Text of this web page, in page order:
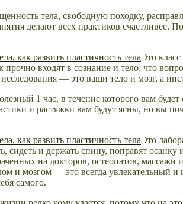
тела, свободную походку,
делают всех практиков счастливее.
Это
входят в сознание и тело, что
исследования — это ваши тело и мозг, а
1 час, в течение которого вам
и растяжки вам будут ясны, но вы
Это
сидеть и держать спину, поправят
на докторов, остеопатов, массажи и
и мозгом — это всегда увлекательный
самого.